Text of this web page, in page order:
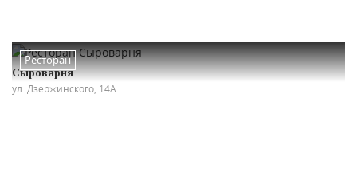
Ресторан
Сыроварня
ул. Дзержинского, 14А